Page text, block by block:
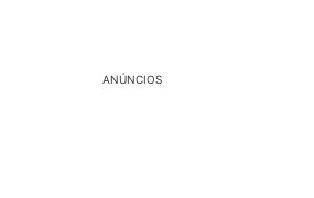
ANÚNCIOS